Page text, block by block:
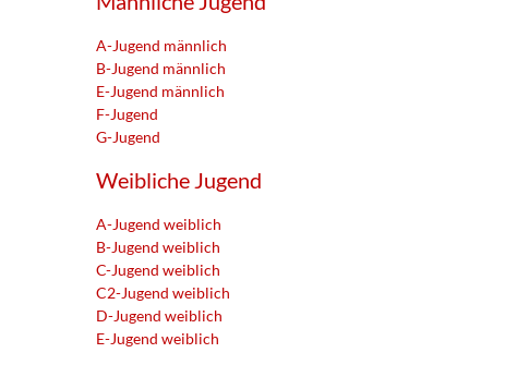
A-Jugend männlich
B-Jugend männlich
E-Jugend männlich
F-Jugend
G-Jugend
Weibliche Jugend
A-Jugend weiblich
B-Jugend weiblich
C-Jugend weiblich
C2-Jugend weiblich
D-Jugend weiblich
E-Jugend weiblich